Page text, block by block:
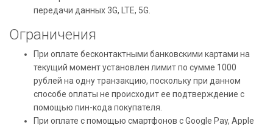
передачи данных 3G, LTE, 5G.
Ограничения
При оплате бесконтактными банковскими картами на
текущий момент установлен лимит по сумме 1000
рублей на одну транзакцию, поскольку при данном
способе оплаты не происходит ее подтверждение с
помощью пин-кода покупателя.
При оплате с помощью смартфонов с Google Pay, Apple